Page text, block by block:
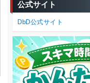
公式サイト
DbD公式サイト